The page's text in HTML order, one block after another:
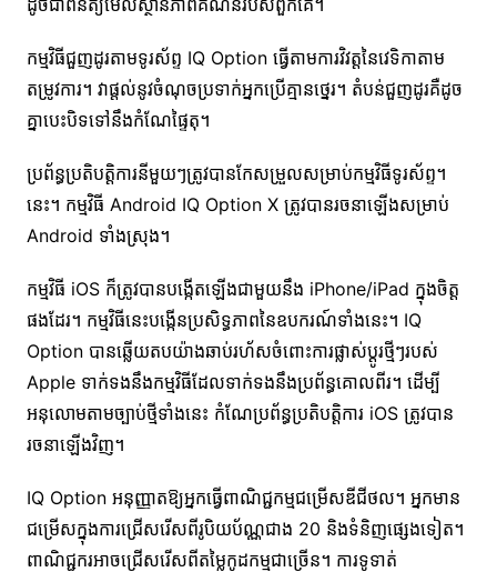
កម្មវិធីជួញដូរតាមទូរស័ព្ទ IQ Option ធ្វើតាមការវិវត្តនៃវេទិកាតាម
តម្រូវការ។ វាផ្តល់នូវចំណុចប្រទាក់អ្នកប្រើគ្មានថ្នេរ។ តំបន់ជួញដូរគឺដូច
គ្នាបេះបិទទៅនឹងកំណែផ្ទៃតុ។
ប្រព័ន្ធប្រតិបត្តិការនីមួយៗត្រូវបានកែសម្រួលសម្រាប់កម្មវិធីទូរស័ព្ទ។
នេះ។ កម្មវិធី Android IQ Option X ត្រូវបានរចនាឡើងសម្រាប់
Android ទាំងស្រុង។
កម្មវិធី iOS ក៏ត្រូវបានបង្កើតឡើងជាមួយនឹង iPhone/iPad ក្នុងចិត្ត
ផងដែរ។ កម្មវិធីនេះបង្កើនប្រសិទ្ធភាពនៃឧបករណ៍ទាំងនេះ។ IQ
Option បានឆ្លើយតបយ៉ាងឆាប់រហ័សចំពោះការផ្លាស់ប្តូរថ្មីៗរបស់
Apple ទាក់ទងនឹងកម្មវិធីដែលទាក់ទងនឹងប្រព័ន្ធគោលពីរ។ ដើម្បី
អនុលោមតាមច្បាប់ថ្មីទាំងនេះ កំណែប្រព័ន្ធប្រតិបត្តិការ iOS ត្រូវបាន
រចនាឡើងវិញ។
IQ Option អនុញ្ញាតឱ្យអ្នកធ្វើពាណិជ្ជកម្មជម្រើសឌីជីថល។ អ្នកមាន
ជម្រើសក្នុងការជ្រើសរើសពីរូបិយប័ណ្ណជាង 20 និងទំនិញផ្សេងទៀត។
ពាណិជ្ជករអាចជ្រើសរើសពីតម្លៃកូដកម្មជាច្រើន។ ការទូទាត់